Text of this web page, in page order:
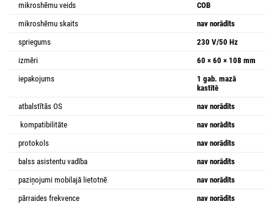
mikroshēmu veids
COB
mikroshēmu skaits
nav norādīts
spriegums
230 V/50 Hz
izmēri
60 × 60 × 108 mm
iepakojums
1 gab. mazā
kastītē
atbalstītās OS
nav norādīts
kompatibilitāte
nav norādīts
protokols
nav norādīts
balss asistentu vadība
nav norādīts
paziņojumi mobilajā lietotnē
nav norādīts
pārraides frekvence
nav norādīts